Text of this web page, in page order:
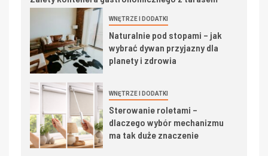
WNĘTRZE I DODATKI
Naturalnie pod stopami – jak
wybrać dywan przyjazny dla
planety i zdrowia
WNĘTRZE I DODATKI
Sterowanie roletami –
dlaczego wybór mechanizmu
ma tak duże znaczenie